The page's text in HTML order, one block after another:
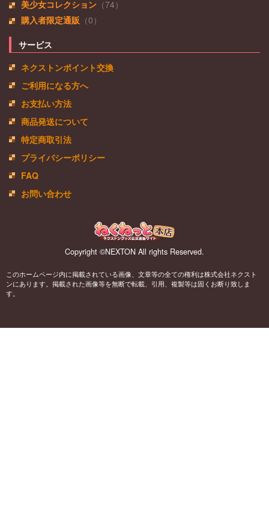
美少女コレクション （74）
購入者限定通販 （0）
サービス
ネクストンポイント交換
ご利用になる方へ
お支払い方法
商品発送について
特定商取引法
プライバシーポリシー
FAQ
お問い合わせ
Copyright ©NEXTON All rights Reserved.
このホームページ内に掲載されている画像、文章等の全ての権利は株式会社ネクスト
ンにあります。掲載された画像等を無断で転載、引用、複製等は固くお断り致しま
す。